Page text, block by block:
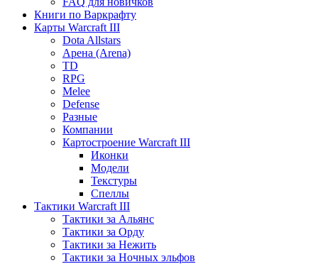
Книги по Варкрафту
Карты Warcraft III
Dota Allstars
Арена (Arena)
TD
RPG
Melee
Defense
Разные
Компании
Картостроение Warcraft III
Иконки
Модели
Текстуры
Спеллы
Тактики Warcraft III
Тактики за Альянс
Тактики за Орду
Тактики за Нежить
Тактики за Ночных эльфов